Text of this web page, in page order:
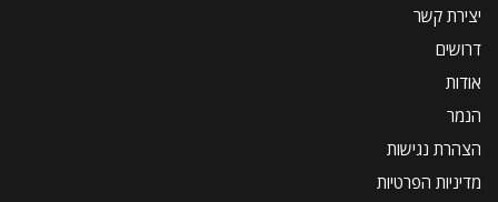
יצירת קשר
דרושים
אודות
הנמר
הצהרת נגישות
מדיניות הפרטיות